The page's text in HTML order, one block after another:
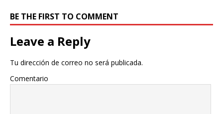
BE THE FIRST TO COMMENT
Leave a Reply
Tu dirección de correo no será publicada.
Comentario